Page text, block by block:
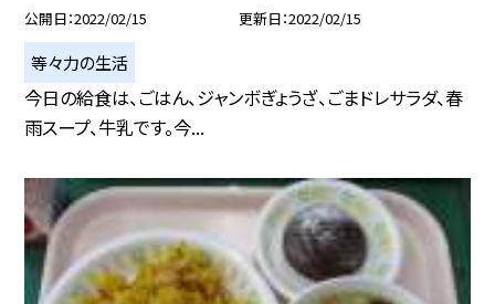
公開日 2022/02/15 更新日 2022/02/15
等々力の生活
今日の給食は、ごはん、ジャンボぎょうざ、ごまドレサラダ、春
雨スープ、牛乳です。今...